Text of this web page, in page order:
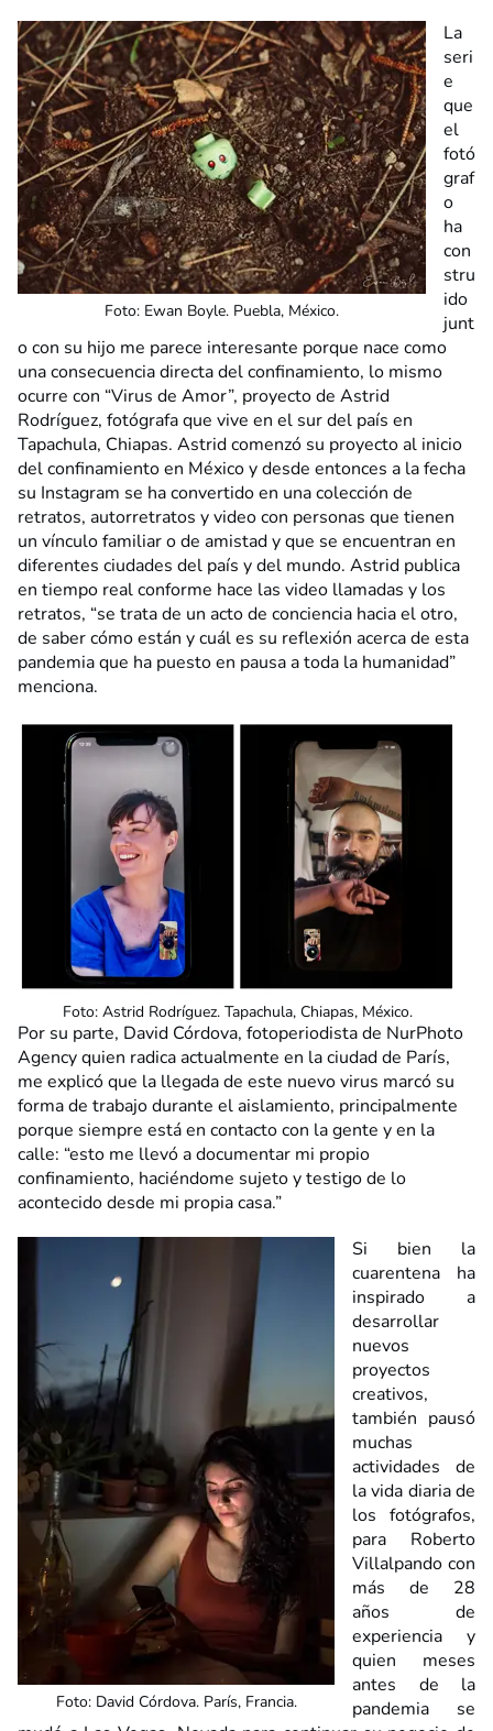
Foto: Ewan Boyle. Puebla, México.
La
seri
e
que
el
fotó
graf
o
ha
con
stru
ido
junt
o con su hijo me parece interesante porque nace como
una consecuencia directa del confinamiento, lo mismo
ocurre con “Virus de Amor”, proyecto de Astrid
Rodríguez, fotógrafa que vive en el sur del país en
Tapachula, Chiapas. Astrid comenzó su proyecto al inicio
del confinamiento en México y desde entonces a la fecha
su Instagram se ha convertido en una colección de
retratos, autorretratos y video con personas que tienen
un vínculo familiar o de amistad y que se encuentran en
diferentes ciudades del país y del mundo. Astrid publica
en tiempo real conforme hace las video llamadas y los
retratos, “se trata de un acto de conciencia hacia el otro,
de saber cómo están y cuál es su reflexión acerca de esta
pandemia que ha puesto en pausa a toda la humanidad”
menciona.
Foto: Astrid Rodríguez. Tapachula, Chiapas, México.
Por su parte, David Córdova, fotoperiodista de NurPhoto
Agency quien radica actualmente en la ciudad de París,
me explicó que la llegada de este nuevo virus marcó su
forma de trabajo durante el aislamiento, principalmente
porque siempre está en contacto con la gente y en la
calle: “esto me llevó a documentar mi propio
confinamiento, haciéndome sujeto y testigo de lo
acontecido desde mi propia casa.”
Foto: David Córdova. París, Francia.
Si bien la
cuarentena ha
inspirado a
desarrollar
nuevos
proyectos
creativos,
también pausó
muchas
actividades de
la vida diaria de
los fotógrafos,
para Roberto
Villalpando con
más de 28
años de
experiencia y
quien meses
antes de la
pandemia se